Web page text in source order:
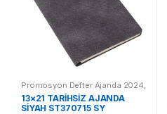
Promosyon Defter Ajanda 2024,
Promosyon 2024 Ajandalar
13×21 TARİHSİZ AJANDA
SİYAH ST370715 SY